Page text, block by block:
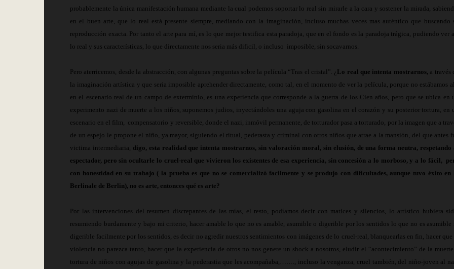
probablemente la única manifestación humana mediante la cual podemos soportar lo real sin mirarle a la cara y sostener la mirada,
en el buen arte, que lo real está presente siempre, mediando con la imaginación, incluso muchas veces mas auténtico que buscando
reproducción exacta. Por tanto el arte para mí, es lo que mejor testifica esta paradoja, que en el fondo es la paradoja trágica, pudiendo ver
lo real y sus características, lo que directamente nos seria más dificil, o incluso imposible, sin socavarnos.
Pero aterricemos, desde la abstracción, con algunas preguntas sobre la película “Tras el cristal”. ¿ Lo real que intenta mostrarnos,a través
la imaginación artística y que seria imposible aprehender directamente, como tal, en el momento de ver la película, porque no estábamos
en el escenario real de un campo de exterminio, es una experiencia que corresponde a la guerra de los Cien años, pero que se ubica en
experimento nazi de muerte a los niños, suponemos judios, inyectándoles una aguja con gasolina en el corazón y su posterior tortura, en
escenario en el film, compensatorio y reversible, donde el nazi, inmóvil permanente, de torturador pasa a torturado, por la imagen que a
de un espejo le propone el niño, ya mayor, siguiendo el ritual, pederasta y criminal con otros niños que atrae a la mansión, del que antes
victima intermediaria, digo, esta realidad que intenta mostrarnos, sin valoración moral, sin elusión, de una forma neutra, respetando
espectador, pero sin ocultarle lo cruel-real que vivieron los existentes de esa experiencia, sin concesión a lo morboso, y a lo fácil,
con honestidad en su trabajo ( la prueba es que no se comercializó facilmente y se produjo con dificultades, aunque tuvo éxito en
Berlinale de Berlin), no es arte, entonces qué es arte?
Por las intervenciones del resumen discrepantes de las mías, el resto, podíamos decir con matices y silencios, lo artístico hubiera
resumiendo burdamente y bajo mi criterio, hacer amable lo que no es amable, asumible o digerible por los sentidos lo que no es asumible
digerible facilmente por los sentidos, es decir no agredir nuestros sentimientos con imágenes de lo cruel-real, blanquearlas en fin, hacer que
violencia no parezca tanto, hacer que la experiencia de otros no nos genere un shock a nosotros, eludir el “acontecimiento” de la
tortura de niños con agujas de gasolina y la pederastia que les acompañaba,……., incluso la venganza, cruel también, del niño-joven al